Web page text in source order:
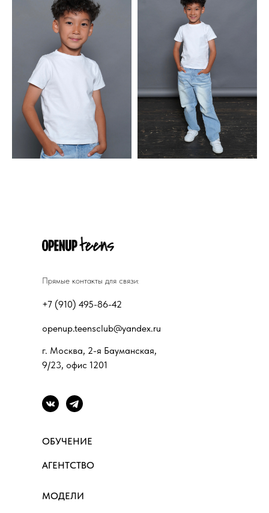
г. Москва, 2-я Бауманская,
9/23, офис 1201
+7 (910) 495-86-42
openup.teensclub@yandex.ru
Прямые контакты для связи:
ОБУЧЕНИЕ
МОДЕЛИ
АГЕНТСТВО